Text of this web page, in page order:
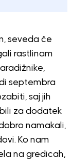
seveda če
rastlinam
septembra
saj jih
za dodatek
namakali,
Ko nam
na gredicah,